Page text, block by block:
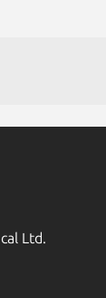
Ltd.